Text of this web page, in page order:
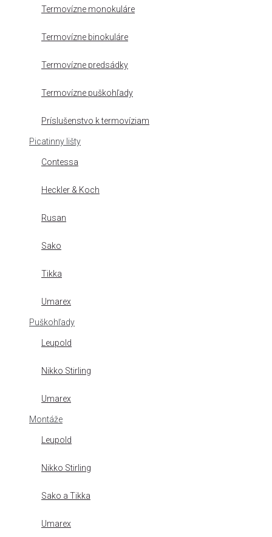
Termovízne monokuláre
Termovízne binokuláre
Termovízne predsádky
Termovízne puškohľady
Príslušenstvo k termovíziam
Picatinny lišty
Contessa
Heckler & Koch
Rusan
Sako
Tikka
Umarex
Puškohľady
Leupold
Nikko Stirling
Umarex
Montáže
Leupold
Nikko Stirling
Sako a Tikka
Umarex